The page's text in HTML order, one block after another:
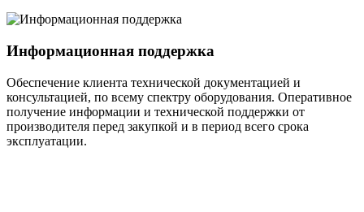
Информационная поддержка
Обеспечение клиента технической документацией и
консультацией, по всему спектру оборудования. Оперативное
получение информации и технической поддержки от
производителя перед закупкой и в период всего срока
эксплуатации.